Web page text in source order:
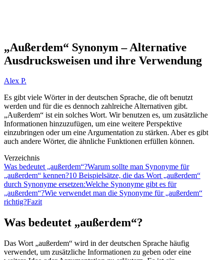
„Außerdem“ Synonym – Alternative
Ausdrucksweisen und ihre Verwendung
Alex P.
Es gibt viele Wörter in der deutschen Sprache, die oft benutzt
werden und für die es dennoch zahlreiche Alternativen gibt.
„Außerdem“ ist ein solches Wort. Wir benutzen es, um zusätzliche
Informationen hinzuzufügen, um eine weitere Perspektive
einzubringen oder um eine Argumentation zu stärken. Aber es gibt
auch andere Wörter, die ähnliche Funktionen erfüllen können.
Verzeichnis
Was bedeutet „außerdem“?Warum sollte man Synonyme für
„außerdem“ kennen?10 Beispielsätze, die das Wort „außerdem“
durch Synonyme ersetzen:Welche Synonyme gibt es für
„außerdem“?Wie verwendet man die Synonyme für „außerdem“
richtig?Fazit
Was bedeutet „außerdem“?
Das Wort „außerdem“ wird in der deutschen Sprache häufig
verwendet, um zusätzliche Informationen zu geben oder eine